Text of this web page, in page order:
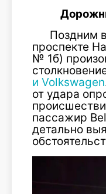
Поздним
проспекте
№ 1б)
и Volkswagen
от удара
пассажир
детально